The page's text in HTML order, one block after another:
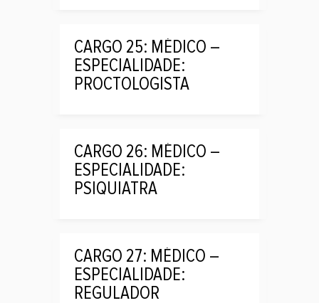
CARGO 25: MÉDICO –
ESPECIALIDADE:
PROCTOLOGISTA
CARGO 26: MÉDICO –
ESPECIALIDADE:
PSIQUIATRA
CARGO 27: MÉDICO –
ESPECIALIDADE:
REGULADOR